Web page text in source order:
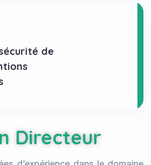
de
Directeur